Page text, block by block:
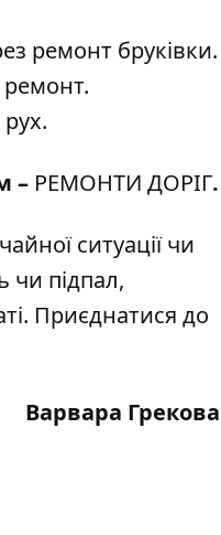
ремонт бруківки.
– РЕМОНТИ ДОРІГ.
ситуації чи
чи підпал,
Приєднатися до
Варвара Грекова